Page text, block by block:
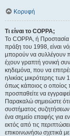
Κορυφή
Τι είναι το COPPA;
Το COPPA, ή
πράξη του 1998, είναι
μπορούν να συλλέγουν
έχουν γραπτή γονική
κηδεμόνα, που να
ηλικίας μικρότερης των
όπως κάποιος ο οποίος
προσπαθείτε να
Παρακαλώ σημειώστε
συστήματος συζητήσεων
ένα σημείο επαφής για
εκτός από τις
επικοινωνήσω σχετικά